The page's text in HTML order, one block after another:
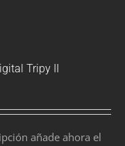
Tripy II
añade ahora el